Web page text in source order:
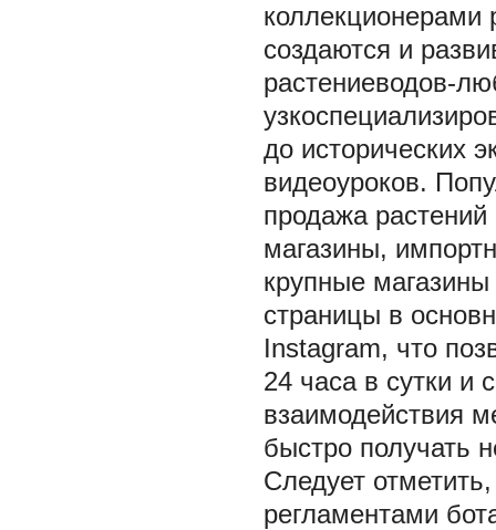
коллекционерами
создаются и
растениеводов-
до исторических
видеоуроков.
продажа
магазины,
крупные
страницы в
Instagram, что
24 часа в сутки
взаимодействия
быстро получать
Следует
регламентами